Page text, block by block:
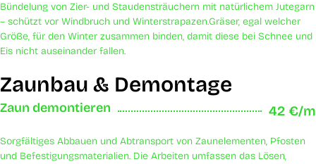
Bündelung von Zier- und Staudensträuchern mit natürlichem Jutegarn
– schützt vor Windbruch und Winterstrapazen.Gräser, egal welcher
Größe, für den Winter zusammen binden, damit diese bei Schnee und
Eis nicht auseinander fallen.
Zaunbau & Demontage
Zaun demontieren 42 €/m
Sorgfältiges Abbauen und Abtransport von Zaunelementen, Pfosten
und Befestigungsmaterialien. Die Arbeiten umfassen das Lösen,